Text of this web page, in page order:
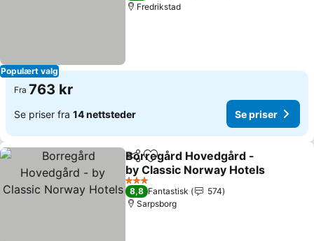
Populært valg
Fredrikstad
Fra 763 kr
Se priser fra 14 nettsteder Se priser
Del Legg til i favoritter
Borregård Hovedgård -
by Classic Norway Hotels
3 Stjerner
8,8 Fantastisk
574
Sarpsborg